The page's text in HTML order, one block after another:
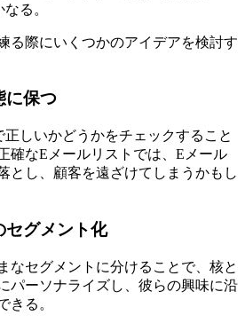
る。
る際にいくつかのアイデアを検討す
に保つ
しいかどうかをチェックすること
確なEメールリストでは、Eメール
とし、顧客を遠ざけてしまうかもし
セグメント化
なセグメントに分けることで、核と
パーソナライズし、彼らの興味に沿
きる。